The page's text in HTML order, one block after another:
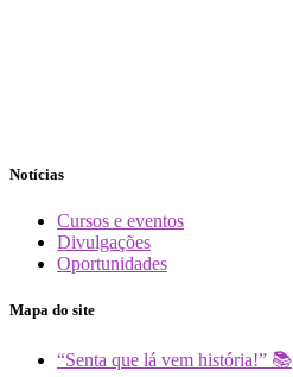
Notícias
Cursos e eventos
Divulgações
Oportunidades
Mapa do site
“Senta que lá vem história!” 📚